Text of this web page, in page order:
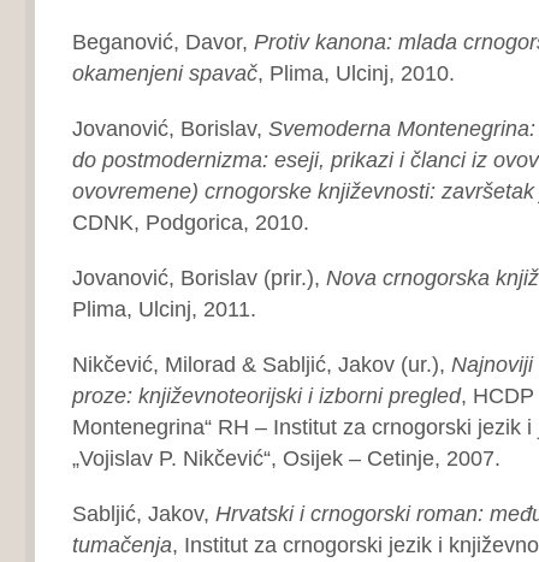
Beganović, Davor, Protiv kanona: mlada
okamenjeni spavač, Plima, Ulcinj, 2010.
Jovanović, Borislav, Svemoderna
do postmodernizma: eseji, prikazi i članci iz
ovovremene) crnogorske književnosti:
CDNK, Podgorica, 2010.
Jovanović, Borislav (prir.), Nova crnogorska
Plima, Ulcinj, 2011.
Nikčević, Milorad & Sabljić, Jakov (ur.), Najnoviji
proze: književnoteorijski i izborni pregled, HCDP
Montenegrina“ RH – Institut za crnogorski jezik
„Vojislav P. Nikčević“, Osijek – Cetinje, 2007.
Sabljić, Jakov, Hrvatski i crnogorski roman:
tumačenja, Institut za crnogorski jezik i